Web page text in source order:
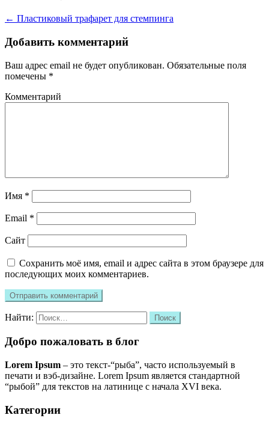
← Пластиковый трафарет для стемпинга
Добавить комментарий
Ваш адрес email не будет опубликован. Обязательные поля
помечены *
Комментарий
Имя *
Email *
Сайт
Сохранить моё имя, email и адрес сайта в этом браузере для
последующих моих комментариев.
Найти:
Добро пожаловать в блог
Lorem Ipsum – это текст-“рыба”, часто используемый в
печати и вэб-дизайне. Lorem Ipsum является стандартной
“рыбой” для текстов на латинице с начала XVI века.
Категории